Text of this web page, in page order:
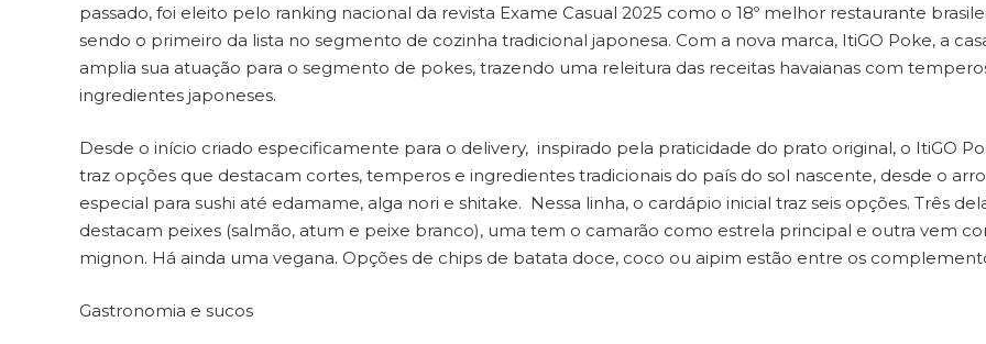
passado, foi eleito pelo ranking nacional da revista Exame Casual 2025 como o 18º melhor restaurante
sendo o primeiro da lista no segmento de cozinha tradicional japonesa. Com a nova marca, ItiGO Poke, a
amplia sua atuação para o segmento de pokes, trazendo uma releitura das receitas havaianas com
ingredientes japoneses.
Desde o início criado especificamente para o delivery, inspirado pela praticidade do prato original, o ItiGO
traz opções que destacam cortes, temperos e ingredientes tradicionais do país do sol nascente, desde o
especial para sushi até edamame, alga nori e shitake. Nessa linha, o cardápio inicial traz seis opções. Três
destacam peixes (salmão, atum e peixe branco), uma tem o camarão como estrela principal e outra vem
mignon. Há ainda uma vegana. Opções de chips de batata doce, coco ou aipim estão entre os
Gastronomia e sucos